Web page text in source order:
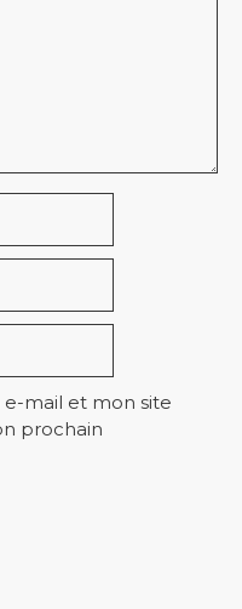
mail et mon site
prochain